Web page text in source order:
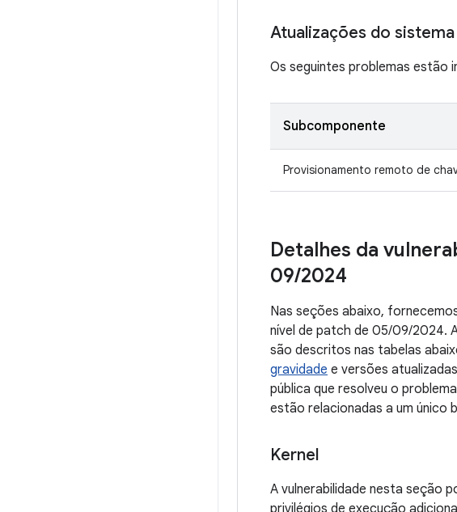
Atualizações do
Os seguintes problemas estão
Subcomponente
Provisionamento remoto de
Detalhes da
09/2024
Nas seções abaixo,
nível de patch de 05/09/2024.
são descritos nas tabelas
gravidade e versões
pública que resolveu o
estão relacionadas a um único
Kernel
A vulnerabilidade nesta seção
privilégios de execução